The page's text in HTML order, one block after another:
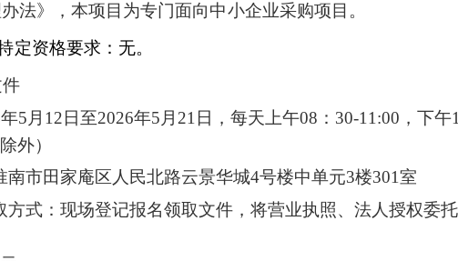
法》，本项目为专门面向中小企业采购项目。
定资格要求：无。
5月12日至2026年5月21日 ，每天上午08：30-11:00 ，下午
外）
南市田家庵区人民北路云景华城4号楼中单元3楼301室
方式：现场登记报名领取文件，将营业执照、法人授权委